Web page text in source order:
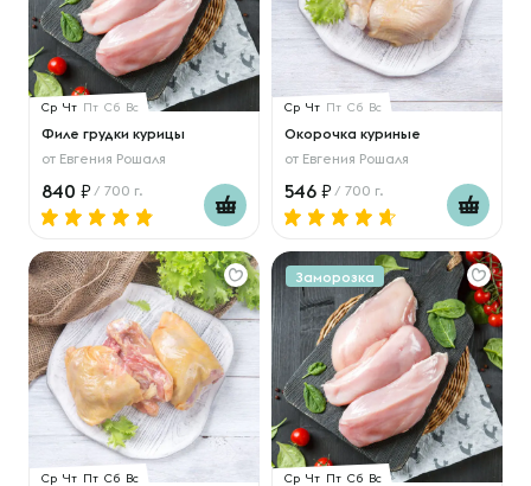
Ср Чт Пт Сб Вс
Филе грудки курицы
от Евгения Рошаля
840 / 700 г.
Ср Чт Пт Сб Вс
Окорочка куриные
от Евгения Рошаля
546 / 700 г.
Ср Чт Пт Сб Вс
Заморозка
Ср Чт Пт Сб Вс